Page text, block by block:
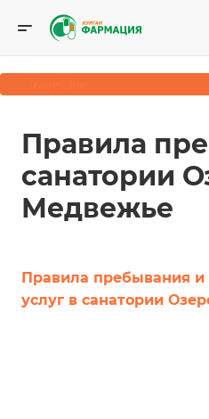
Правила
санатории
Медвежье
Правила пребывания и
услуг в санатории